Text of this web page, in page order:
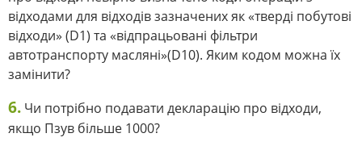
відходами для відходів зазначених як «тверді побутові
відходи» (D1) та «відпрацьовані фільтри
автотранспорту масляні»(D10). Яким кодом можна їх
замінити?
6. Чи потрібно подавати декларацію про відходи,
якщо Пзув більше 1000?